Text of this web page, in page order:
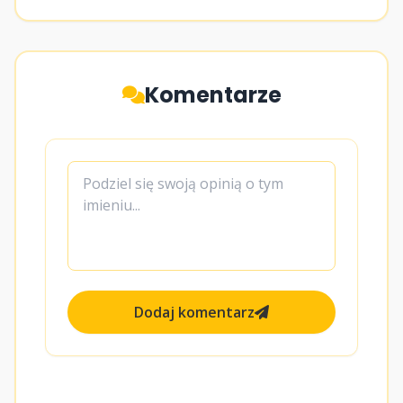
Komentarze
Dodaj komentarz